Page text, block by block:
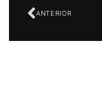
ANTERIOR